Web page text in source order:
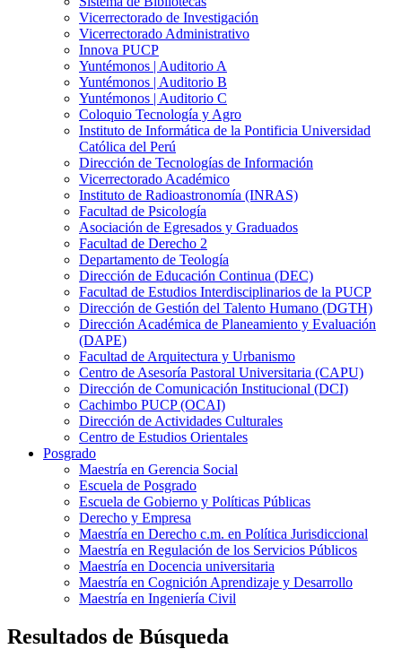
Vicerrectorado de Investigación
Vicerrectorado Administrativo
Innova PUCP
Yuntémonos | Auditorio A
Yuntémonos | Auditorio B
Yuntémonos | Auditorio C
Coloquio Tecnología y Agro
Instituto de Informática de la Pontificia Universidad
Católica del Perú
Dirección de Tecnologías de Información
Vicerrectorado Académico
Instituto de Radioastronomía (INRAS)
Facultad de Psicología
Asociación de Egresados y Graduados
Facultad de Derecho 2
Departamento de Teología
Dirección de Educación Continua (DEC)
Facultad de Estudios Interdisciplinarios de la PUCP
Dirección de Gestión del Talento Humano (DGTH)
Dirección Académica de Planeamiento y Evaluación
(DAPE)
Facultad de Arquitectura y Urbanismo
Centro de Asesoría Pastoral Universitaria (CAPU)
Dirección de Comunicación Institucional (DCI)
Cachimbo PUCP (OCAI)
Dirección de Actividades Culturales
Centro de Estudios Orientales
Posgrado
Maestría en Gerencia Social
Escuela de Posgrado
Escuela de Gobierno y Políticas Públicas
Derecho y Empresa
Maestría en Derecho c.m. en Política Jurisdiccional
Maestría en Regulación de los Servicios Públicos
Maestría en Docencia universitaria
Maestría en Cognición Aprendizaje y Desarrollo
Maestría en Ingeniería Civil
Resultados de Búsqueda